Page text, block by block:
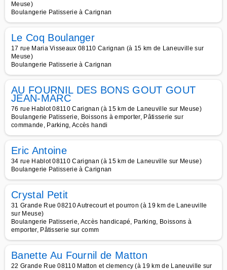
Meuse)
Boulangerie Patisserie à Carignan
Le Coq Boulanger
17 rue Maria Visseaux 08110 Carignan (à 15 km de Laneuville sur
Meuse)
Boulangerie Patisserie à Carignan
AU FOURNIL DES BONS GOUT GOUT
JEAN-MARC
76 rue Hablot 08110 Carignan (à 15 km de Laneuville sur Meuse)
Boulangerie Patisserie, Boissons à emporter, Pâtisserie sur
commande, Parking, Accès handi
Eric Antoine
34 rue Hablot 08110 Carignan (à 15 km de Laneuville sur Meuse)
Boulangerie Patisserie à Carignan
Crystal Petit
31 Grande Rue 08210 Autrecourt et pourron (à 19 km de Laneuville
sur Meuse)
Boulangerie Patisserie, Accès handicapé, Parking, Boissons à
emporter, Pâtisserie sur comm
Banette Au Fournil de Matton
22 Grande Rue 08110 Matton et clemency (à 19 km de Laneuville sur